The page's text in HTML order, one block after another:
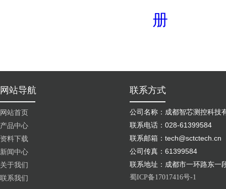
册
网站首页
产品中心
资料下载
新闻中心
关于我们
联系我们
公司名称：成都智芯测控科技
联系电话：028-61399584
联系邮箱：tech@sctctech.cn
公司传真：61399584
联系地址：成都市一环路东一
蜀ICP备17017416号-1
网站导航 联系方式